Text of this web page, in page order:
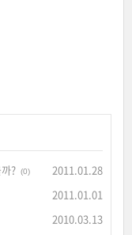
? (0)
2011.01.28
2011.01.01
2010.03.13